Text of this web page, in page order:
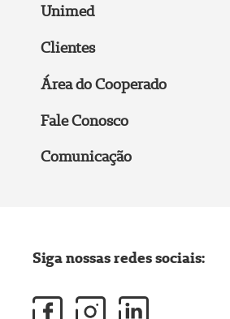
Unimed
Clientes
Área do Cooperado
Fale Conosco
Comunicação
Siga nossas redes sociais: